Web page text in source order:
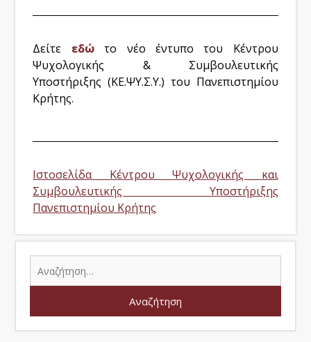
Δείτε εδώ
το νέο έντυπο του Κέντρου
Ψυχολογικής & Συμβουλευτικής
Υποστήριξης (ΚΕ.ΨΥ.Σ.Υ.) του Πανεπιστημίου
Κρήτης.
Ιστοσελίδα Κέντρου Ψυχολογικής και
Συμβουλευτικής Υποστήριξης
Πανεπιστημίου Κρήτης